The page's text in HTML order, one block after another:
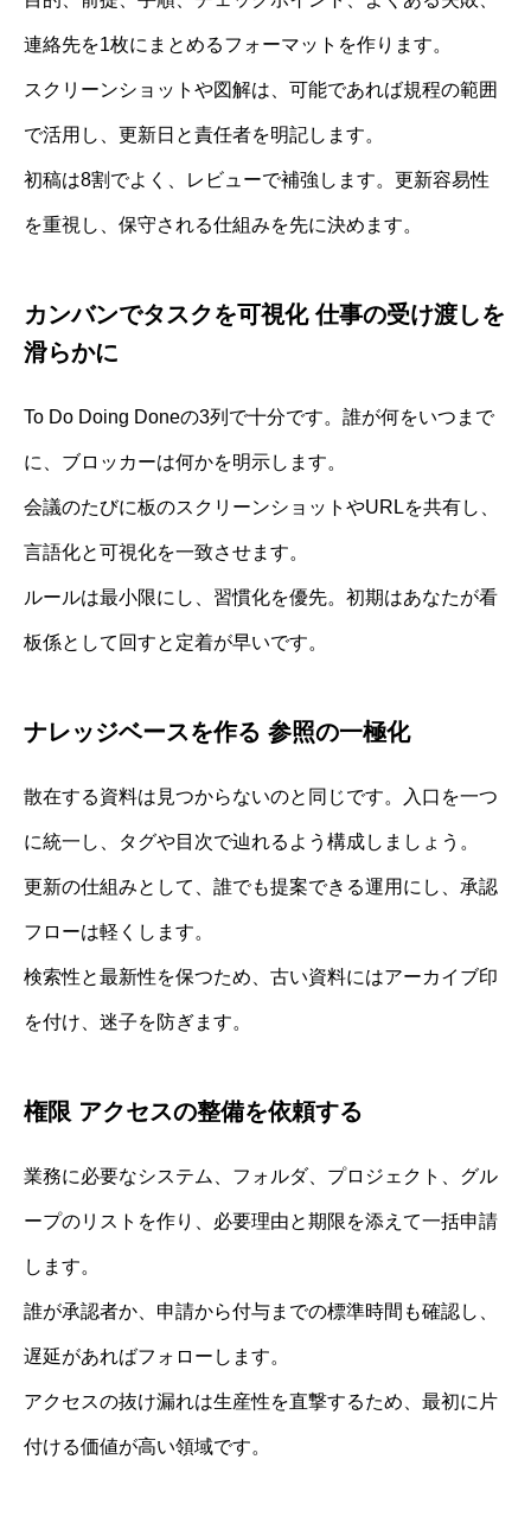
連絡先を1枚にまとめるフォーマットを作ります。
スクリーンショットや図解は、可能であれば規程の範囲
で活用し、更新日と責任者を明記します。
初稿は8割でよく、レビューで補強します。更新容易性
を重視し、保守される仕組みを先に決めます。
カンバンでタスクを可視化 仕事の受け渡しを
滑らかに
To Do Doing Doneの3列で十分です。誰が何をいつまで
に、ブロッカーは何かを明示します。
会議のたびに板のスクリーンショットやURLを共有し、
言語化と可視化を一致させます。
ルールは最小限にし、習慣化を優先。初期はあなたが看
板係として回すと定着が早いです。
ナレッジベースを作る 参照の一極化
散在する資料は見つからないのと同じです。入口を一つ
に統一し、タグや目次で辿れるよう構成しましょう。
更新の仕組みとして、誰でも提案できる運用にし、承認
フローは軽くします。
検索性と最新性を保つため、古い資料にはアーカイブ印
を付け、迷子を防ぎます。
権限 アクセスの整備を依頼する
業務に必要なシステム、フォルダ、プロジェクト、グル
ープのリストを作り、必要理由と期限を添えて一括申請
します。
誰が承認者か、申請から付与までの標準時間も確認し、
遅延があればフォローします。
アクセスの抜け漏れは生産性を直撃するため、最初に片
付ける価値が高い領域です。